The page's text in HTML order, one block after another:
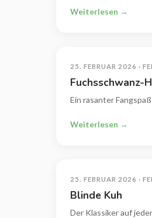
Weiterlesen →
25. FEBRUAR 2026 ·
Fuchsschwanz-
Ein rasanter
Weiterlesen →
25. FEBRUAR 2026 ·
Blinde Kuh
Der Klassiker auf